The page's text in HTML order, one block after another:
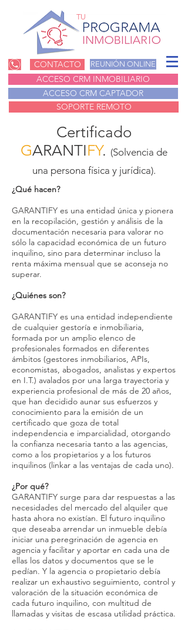
TU
CONTACTO REUNIÓN ONLINE
ACCESO CRM INMOBILIARIO
ACCESO CRM CAPTADOR
SOPORTE REMOTO
Certificado
GARANTIFY. (Solvencia de
una persona física y jurídica).
¿Qué hacen?
GARANTIFY es una entidad única y pionera
en la recopilación, gestión y análisis de la
documentación necesaria para valorar no
sólo la capacidad económica de un futuro
inquilino, sino para determinar incluso la
renta máxima mensual que se aconseja no
superar.
¿Quiénes son?
GARANTIFY es una entidad independiente
de cualquier gestoría e inmobiliaria,
formada por un amplio elenco de
profesionales formados en diferentes
ámbitos (gestores inmobiliarios, APIs,
economistas, abogados, analistas y expertos
en I.T.) avalados por una larga trayectoria y
experiencia profesional de más de 20 años,
que han decidido aunar sus esfuerzos y
conocimiento para la emisión de un
certificado que goza de total
independencia e imparcialidad, otorgando
la confianza necesaria tanto a las agencias,
como a los propietarios y a los futuros
inquilinos (linkar a las ventajas de cada uno).
¿Por qué?
GARANTIFY surge para dar respuestas a las
necesidades del mercado del alquiler que
hasta ahora no existían. El futuro inquilino
que deseaba arrendar un inmueble debía
iniciar una peregrinación de agencia en
agencia y facilitar y aportar en cada una de
ellas los datos y documentos que se le
pedían. Y la agencia o propietario debía
realizar un exhaustivo seguimiento, control y
valoración de la situación económica de
cada futuro inquilino, con multitud de
llamadas y visitas de escasa utilidad práctica.